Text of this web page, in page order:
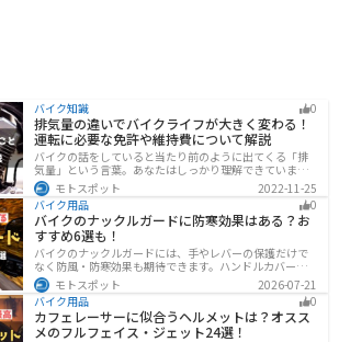
バイク知識 0
排気量の違いでバイクライフが大きく変わる！
運転に必要な免許や維持費について解説
バイクの話をしていると当たり前のように出てくる「排
気量」という言葉。あなたはしっかり理解できています
か？ バイクはクルマと違い、排気量によって必要な免
許・走れる道路の区分・車検の有無などが細かく変わっ
てきます。これらはバイクライフに大きく関わるもので
すので、正しく理解しておきましょう。
モトスポット
2022-11-25
バイク用品
0
バイクのナックルガードに防寒効果はある？お
すすめ6選も！
バイクのナックルガードには、手やレバーの保護だけで
なく防風・防寒効果も期待できます。ハンドルカバーと
の違いやメリット・デメリット、選び方を解説し、冬の
ツーリングにおすすめの大型ナックルガード6選を価格や
特徴とともに紹介します。
モトスポット
2026-07-21
バイク用品
0
カフェレーサーに似合うヘルメットは？オスス
メのフルフェイス・ジェット24選！